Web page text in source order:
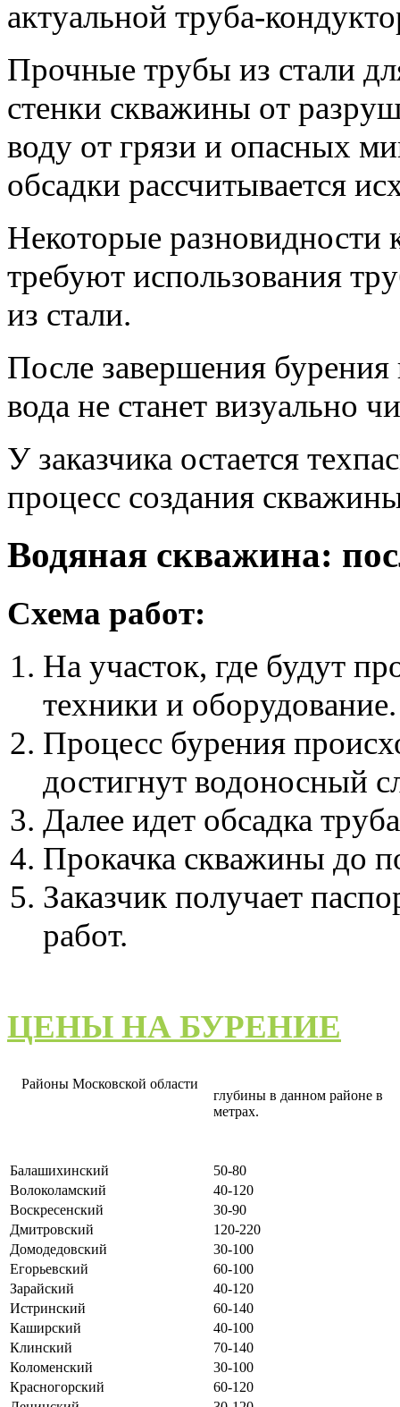
актуальной труба-
Прочные трубы из стали
стенки скважины от
воду от грязи и опасных
обсадки рассчитывается
Некоторые разновидности
требуют использования
из стали.
После завершения
вода не станет визуально
У заказчика остается
процесс создания
Водяная скважина:
Схема работ:
На участок, где будут
техники и оборудование.
Процесс бурения
достигнут водоносный
Далее идет обсадка
Прокачка скважины до
Заказчик получает
работ.
ЦЕНЫ НА БУРЕНИЕ
Районы Московской области
глубины в данном районе в
метрах.
Балашихинский
50-80
Волоколамский
40-120
Воскресенский
30-90
Дмитровский
120-220
Домодедовский
30-100
Егорьевский
60-100
Зарайский
40-120
Истринский
60-140
Каширский
40-100
Клинский
70-140
Коломенский
30-100
Красногорский
60-120